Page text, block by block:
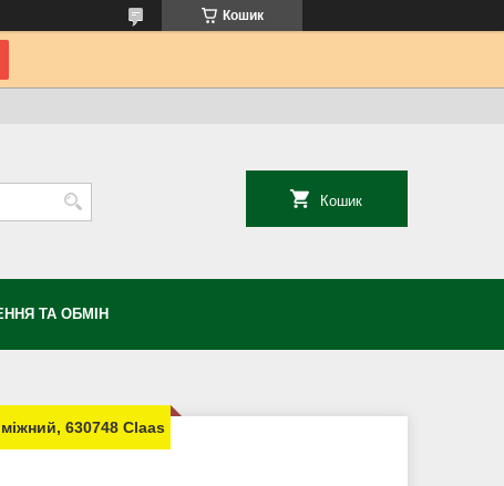
Кошик
Кошик
ТА ОБМІН
630748 Claas